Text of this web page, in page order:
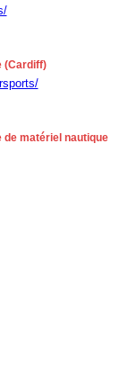
(Cardiff)
de matériel nautique